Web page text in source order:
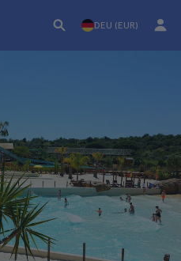
DEU (EUR)